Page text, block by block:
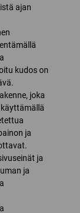
ajan
kudos on
joka
ja
ja
ja